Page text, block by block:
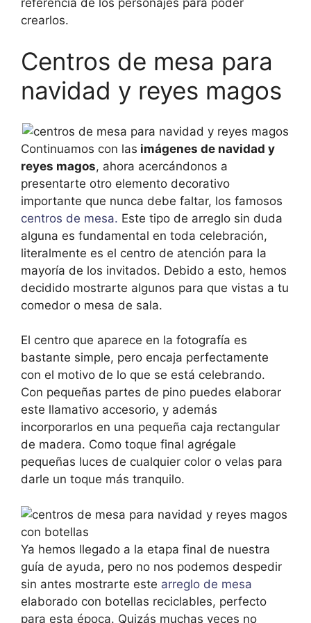
crearlos.
Centros de mesa para
navidad y reyes magos
Continuamos con las imágenes de navidad y
reyes magos, ahora acercándonos a
presentarte otro elemento decorativo
importante que nunca debe faltar, los famosos
centros de mesa. Este tipo de arreglo sin duda
alguna es fundamental en toda celebración,
literalmente es el centro de atención para la
mayoría de los invitados. Debido a esto, hemos
decidido mostrarte algunos para que vistas a tu
comedor o mesa de sala.
El centro que aparece en la fotografía es
bastante simple, pero encaja perfectamente
con el motivo de lo que se está celebrando.
Con pequeñas partes de pino puedes elaborar
este llamativo accesorio, y además
incorporarlos en una pequeña caja rectangular
de madera. Como toque final agrégale
pequeñas luces de cualquier color o velas para
darle un toque más tranquilo.
Ya hemos llegado a la etapa final de nuestra
guía de ayuda, pero no nos podemos despedir
sin antes mostrarte este arreglo de mesa
elaborado con botellas reciclables, perfecto
para esta época. Quizás muchas veces no